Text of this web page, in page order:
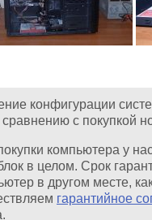
конфигурации
с покупкой
компьютера у
в целом. Срок
в другом месте,
гарантийное